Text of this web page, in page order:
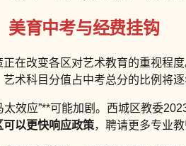
美育中考与经费挂钩
正在改变各区对艺术教育的重视程
术科目分值占中考总分的比例将
太效应”**可能加剧。西城区教委
可以更快响应政策，聘请更多专业